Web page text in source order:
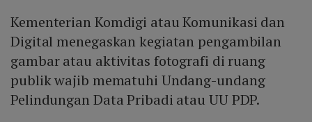
Kementerian Komdigi atau Komunikasi dan
Digital menegaskan kegiatan pengambilan
gambar atau aktivitas fotografi di ruang
publik wajib mematuhi Undang-undang
Pelindungan Data Pribadi atau UU PDP.